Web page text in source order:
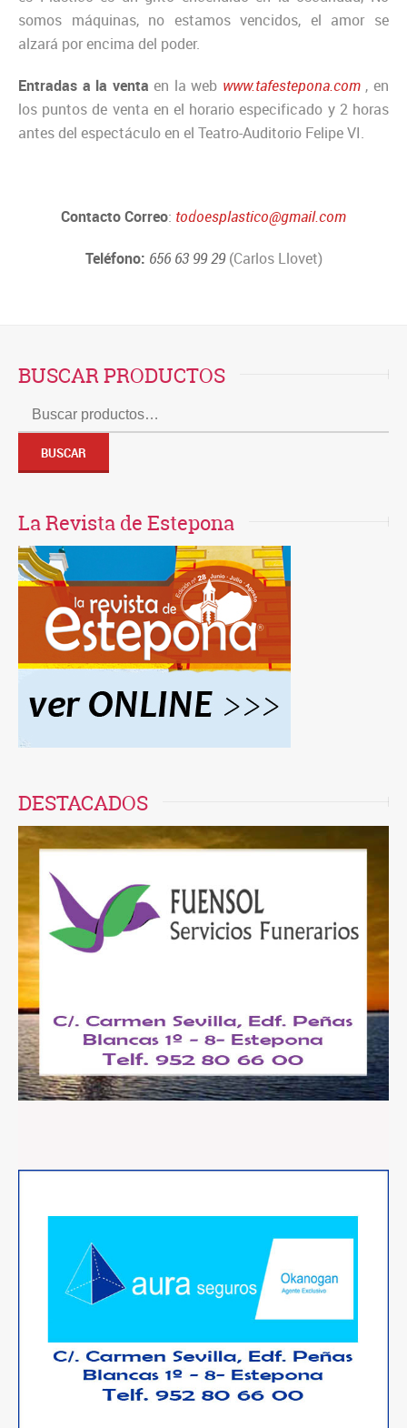
somos máquinas, no estamos vencidos, el amor se
alzará por encima del poder.
Entradas a la venta en la web www.tafestepona.com, en
los puntos de venta en el horario especificado y 2 horas
antes del espectáculo en el Teatro-Auditorio Felipe VI.
Contacto Correo: todoesplastico@gmail.com
Teléfono: 656 63 99 29(Carlos Llovet)
BUSCAR PRODUCTOS
Buscar
por:
BUSCAR
La Revista de Estepona
DESTACADOS